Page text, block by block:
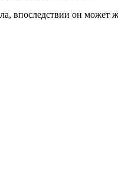
впоследствии он может